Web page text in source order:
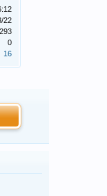
22
293
0
16